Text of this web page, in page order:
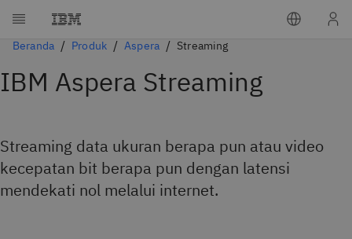
Beranda Produk Aspera Streaming
IBM Aspera Streaming
Streaming data ukuran berapa pun atau video
kecepatan bit berapa pun dengan latensi
mendekati nol melalui internet.